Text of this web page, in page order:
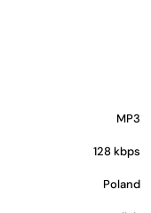
MP3
128 kbps
Poland